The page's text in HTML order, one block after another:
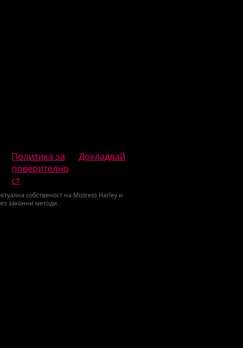
Политика за
поверително
ст
Докладвай
собственост на Mistress Harley и
законни методи.